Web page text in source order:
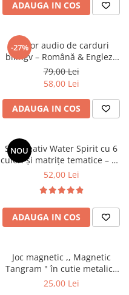
ADAUGA IN COS
-27%
Cititor audio de carduri
bilingv – Română & Engleză
Roz (224 carduri / 448 cuvinte)
79,00 Lei
58,00 Lei
ADAUGA IN COS
NOU
Set creativ Water Spirit cu 6
culori și matrițe tematice – Kit
pentru figurine gelatinoase
52,00 Lei
ADAUGA IN COS
Joc magnetic ,, Magnetic
Tangram " în cutie metalică
pentru călătorii
25,00 Lei